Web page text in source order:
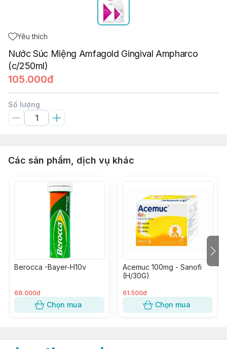
Yêu thích
Nước Súc Miệng Amfagold Gingival Ampharco
(c/250ml)
105.000đ
Số lượng
Các sản phẩm, dịch vụ khác
Berocca -Bayer-H10v
68.000đ
Chọn mua
Acemuc 100mg - Sanofi
(H/30G)
61.500đ
Chọn mua